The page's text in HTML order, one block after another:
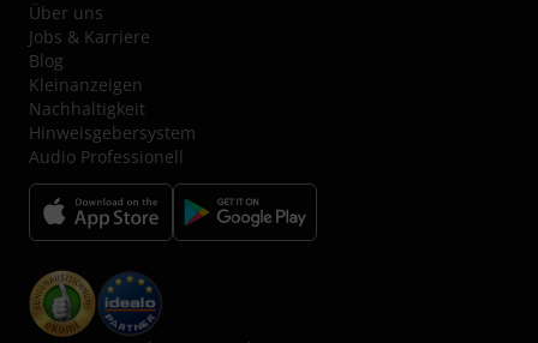
Über uns
Jobs & Karriere
Blog
Kleinanzeigen
Nachhaltigkeit
Hinweisgebersystem
Audio Professionell